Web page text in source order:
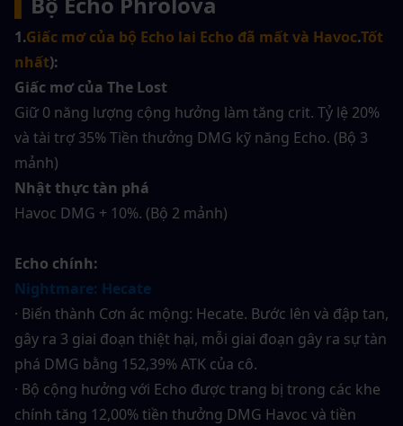
1.Giấc mơ của bộ Echo lai Echo đã mất và Havoc.Tốt
nhất):
Giấc mơ của The Lost
Giữ 0 năng lượng cộng hưởng làm tăng crit. Tỷ lệ 20%
và tài trợ 35% Tiền thưởng DMG kỹ năng Echo. (Bộ 3
mảnh)
Nhật thực tàn phá
Havoc DMG + 10%. (Bộ 2 mảnh)
Echo chính:
Nightmare: Hecate
· Biến thành Cơn ác mộng: Hecate. Bước lên và đập tan,
gây ra 3 giai đoạn thiệt hại, mỗi giai đoạn gây ra sự tàn
phá DMG bằng 152,39% ATK của cô.
· Bộ cộng hưởng với Echo được trang bị trong các khe
chính tăng 12,00% tiền thưởng DMG Havoc và tiền